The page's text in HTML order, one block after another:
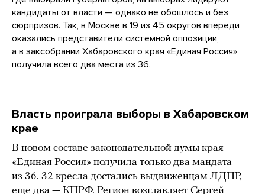
кандидаты от власти — однако не обошлось и без
сюрпризов. Так, в Москве в 19 из 45 округов впереди
оказались представители системной оппозиции,
а в заксобрании Хабаровского края «Единая Россия»
получила всего два места из 36.
Власть проиграла выборы в Хабаровском
крае
В новом составе законодательной думы края
«Единая Россия» получила только два мандата
из 36. 32 кресла достались выдвиженцам ЛДПР,
еще два — КПРФ. Регион возглавляет Сергей